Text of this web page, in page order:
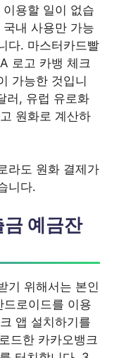
용할 일이 없습
내 사용만 가능
다. 마스터카드빨
로고 카뱅 체크
가능한 것입니
러, 유럽 유로화
원화로 계산하
라도 원화 결제가
니다.
예금잔
기 위해서는 본인
로이드를 이용
앱 설치하기를
드한 카카오뱅크